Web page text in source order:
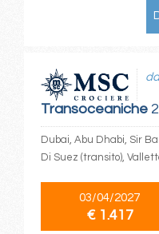
Transoceaniche
Dubai, Abu Dhabi, Sir
Di Suez (transito),
03/04/2027
€ 1.417